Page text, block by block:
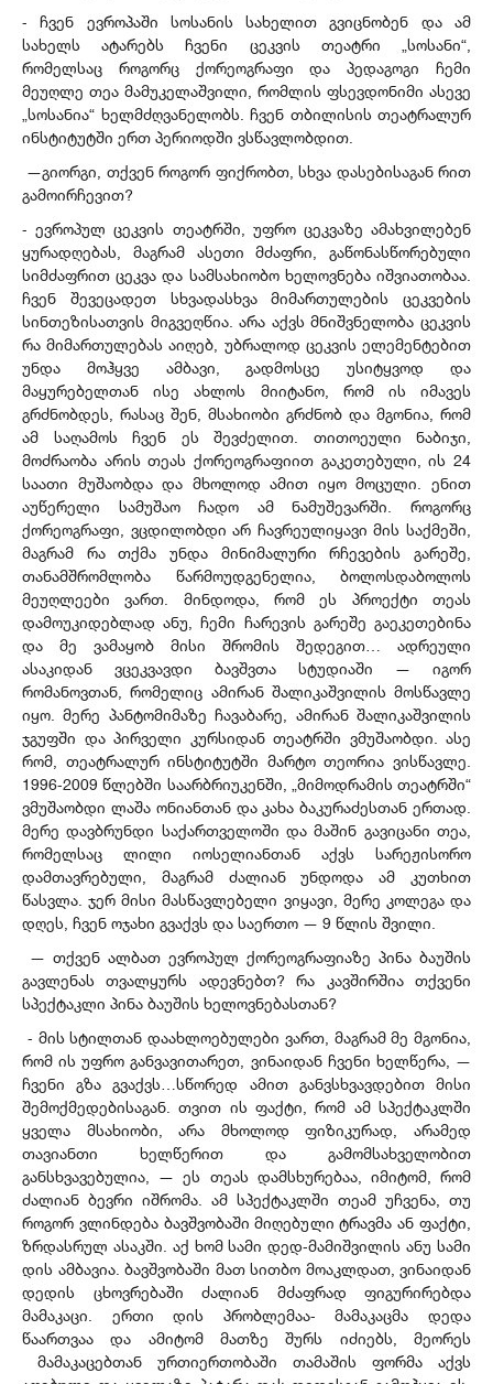
- ჩვენ ევროპაში სოსანის სახელით გვიცნობენ და ამ
სახელს ატარებს ჩვენი ცეკვის თეატრი „სოსანი“,
რომელსაც როგორც ქორეოგრაფი და პედაგოგი ჩემი
მეუღლე თეა მამუკელაშვილი, რომლის ფსევდონიმი ასევე
„სოსანია“ ხელმძღვანელობს. ჩვენ თბილისის თეატრალურ
ინსტიტუტში ერთ პერიოდში ვსწავლობდით.
—გიორგი, თქვენ როგორ ფიქრობთ, სხვა დასებისაგან რით
გამოირჩევით?
- ევროპულ ცეკვის თეატრში, უფრო ცეკვაზე ამახვილებენ
ყურადღებას, მაგრამ ასეთი მძაფრი, გაწონასწორებული
სიმძაფრით ცეკვა და სამსახიობო ხელოვნება იშვიათობაა.
ჩვენ შევეცადეთ სხვადასხვა მიმართულების ცეკვების
სინთეზისათვის მიგვეღწია. არა აქვს მნიშვნელობა ცეკვის
რა მიმართულებას აიღებ, უბრალოდ ცეკვის ელემენტებით
უნდა მოჰყვე ამბავი, გადმოსცე უსიტყვოდ და
მაყურებელთან ისე ახლოს მიიტანო, რომ ის იმავეს
გრძნობდეს, რასაც შენ, მსახიობი გრძნობ და მგონია, რომ
ამ საღამოს ჩვენ ეს შევძელით. თითოეული ნაბიჯი,
მოძრაობა არის თეას ქორეოგრაფიით გაკეთებული, ის 24
საათი მუშაობდა და მხოლოდ ამით იყო მოცული. ენით
აუწერელი სამუშაო ჩადო ამ ნამუშევარში. როგორც
ქორეოგრაფი, ვცდილობდი არ ჩავრეულიყავი მის საქმეში,
მაგრამ რა თქმა უნდა მინიმალური რჩევების გარეშე,
თანამშრომლობა წარმოუდგენელია, ბოლოსდაბოლოს
მეუღლეები ვართ. მინდოდა, რომ ეს პროექტი თეას
დამოუკიდებლად ანუ, ჩემი ჩარევის გარეშე გაეკეთებინა
და მე ვამაყობ მისი შრომის შედეგით… ადრეული
ასაკიდან ვცეკვავდი ბავშვთა სტუდიაში — იგორ
რომანოვთან, რომელიც ამირან შალიკაშვილის მოსწავლე
იყო. მერე პანტომიმაზე ჩავაბარე, ამირან შალიკაშვილის
ჯგუფში და პირველი კურსიდან თეატრში ვმუშაობდი. ასე
რომ, თეატრალურ ინსტიტუტში მარტო თეორია ვისწავლე.
1996-2009 წლებში საარბრიუკენში, „მიმოდრამის თეატრში“
ვმუშაობდი ლაშა ონიანთან და კახა ბაკურაძესთან ერთად.
მერე დავბრუნდი საქართველოში და მაშინ გავიცანი თეა,
რომელსაც ლილი იოსელიანთან აქვს სარეჟისორო
დამთავრებული, მაგრამ ძალიან უნდოდა ამ კუთხით
წასვლა. ჯერ მისი მასწავლებელი ვიყავი, მერე კოლეგა და
დღეს, ჩვენ ოჯახი გვაქვს და საერთო — 9 წლის შვილი.
— თქვენ ალბათ ევროპულ ქორეოგრაფიაზე პინა ბაუშის
გავლენას თვალყურს ადევნებთ? რა კავშირშია თქვენი
სპექტაკლი პინა ბაუშის ხელოვნებასთან?
- მის სტილთან დაახლოებულები ვართ, მაგრამ მე მგონია,
რომ ის უფრო განვავითარეთ, ვინაიდან ჩვენი ხელწერა, —
ჩვენი გზა გვაქვს…სწორედ ამით განვსხვავდებით მისი
შემოქმედებისაგან. თვით ის ფაქტი, რომ ამ სპექტაკლში
ყველა მსახიობი, არა მხოლოდ ფიზიკურად, არამედ
თავიანთი ხელწერით და გამომსახველობით
განსხვავებულია, — ეს თეას დამსხურებაა, იმიტომ, რომ
ძალიან ბევრი იშრომა. ამ სპექტაკლში თეამ უჩვენა, თუ
როგორ ვლინდება ბავშვობაში მიღებული ტრავმა ან ფაქტი,
ზრდასრულ ასაკში. აქ ხომ სამი დედ-მამიშვილის ანუ სამი
დის ამბავია. ბავშვობაში მათ სითბო მოაკლდათ, ვინაიდან
დედის ცხოვრებაში ძალიან მძაფრად ფიგურირებდა
მამაკაცი. ერთი დის პრობლემაა- მამაკაცმა დედა
წაართვაა და ამიტომ მათზე შურს იძიებს, მეორეს
მამაკაცებთან ურთიერთობაში თამაშის ფორმა აქვს